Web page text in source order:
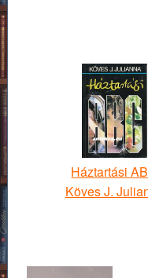
Háztartási
Köves J.